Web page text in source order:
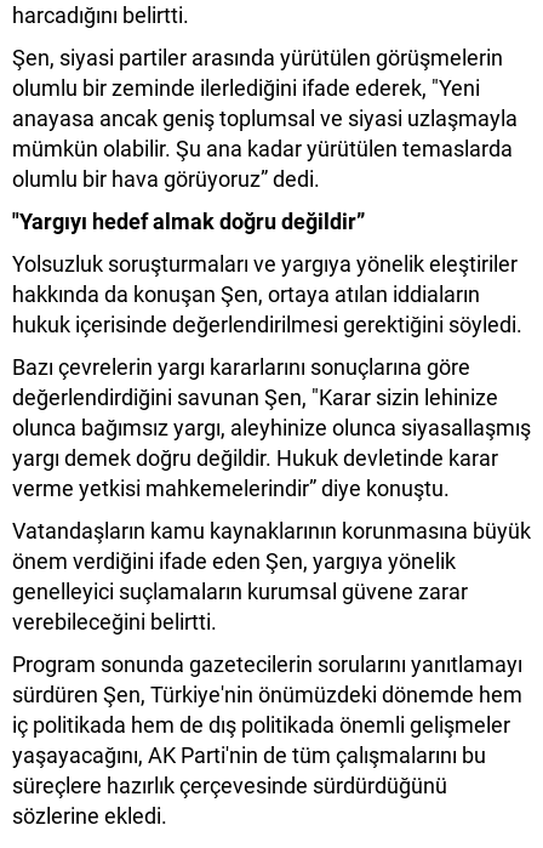
harcadığını belirtti.
Şen, siyasi partiler arasında yürütülen görüşmelerin
olumlu bir zeminde ilerlediğini ifade ederek, "Yeni
anayasa ancak geniş toplumsal ve siyasi uzlaşmayla
mümkün olabilir. Şu ana kadar yürütülen temaslarda
olumlu bir hava görüyoruz” dedi.
"Yargıyı hedef almak doğru değildir”
Yolsuzluk soruşturmaları ve yargıya yönelik eleştiriler
hakkında da konuşan Şen, ortaya atılan iddiaların
hukuk içerisinde değerlendirilmesi gerektiğini söyledi.
Bazı çevrelerin yargı kararlarını sonuçlarına göre
değerlendirdiğini savunan Şen, "Karar sizin lehinize
olunca bağımsız yargı, aleyhinize olunca siyasallaşmış
yargı demek doğru değildir. Hukuk devletinde karar
verme yetkisi mahkemelerindir” diye konuştu.
Vatandaşların kamu kaynaklarının korunmasına büyük
önem verdiğini ifade eden Şen, yargıya yönelik
genelleyici suçlamaların kurumsal güvene zarar
verebileceğini belirtti.
Program sonunda gazetecilerin sorularını yanıtlamayı
sürdüren Şen, Türkiye'nin önümüzdeki dönemde hem
iç politikada hem de dış politikada önemli gelişmeler
yaşayacağını, AK Parti'nin de tüm çalışmalarını bu
süreçlere hazırlık çerçevesinde sürdürdüğünü
sözlerine ekledi.